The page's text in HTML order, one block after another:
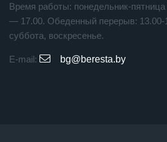
Время работы: понедельник-
— 17.00. Обеденный перерыв:
суббота, воскресенье.
E-mail: bg@beresta.by